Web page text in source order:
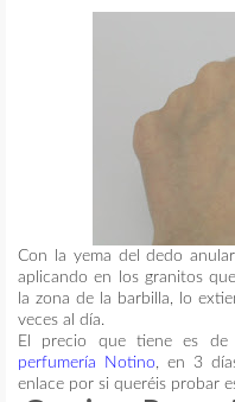
Con la yema del dedo
aplicando en los granitos
la zona de la barbilla, lo
veces al día.
El precio que tiene es
perfumería Notino , en 3
enlace por si queréis probar